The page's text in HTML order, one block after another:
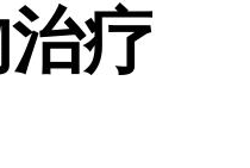
疗